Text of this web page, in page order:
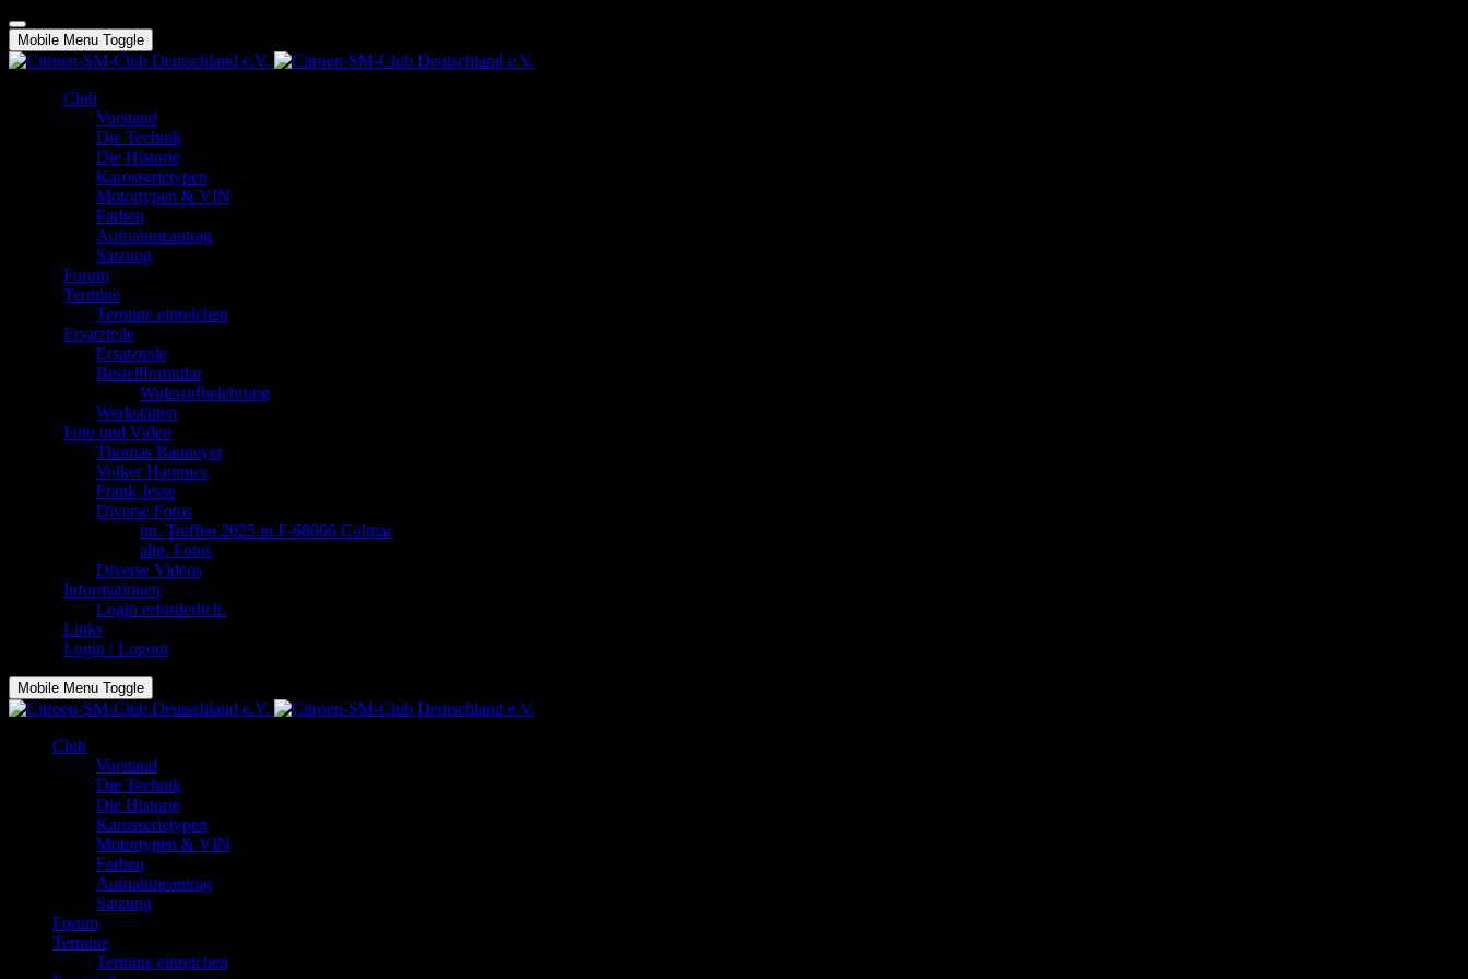
Mobile Menu Toggle
Club
Vorstand
Die Technik
Die Historie
Karosserietypen
Motortypen & VIN
Farben
Aufnahmeantrag
Satzung
Forum
Termine
Termine einreichen
Ersatzteile
Ersatzteile
Bestellformular
Widerrufbelehrung
Werkstätten
Foto und Video
Thomas Banneyer
Volker Hammes
Frank Jesse
Diverse Fotos
int. Treffen 2025 in F-68066 Colmar
allg. Fotos
Diverse Videos
Informationen
Login erforderlich.
Links
Login / Logout
Mobile Menu Toggle
Club
Vorstand
Die Technik
Die Historie
Karosserietypen
Motortypen & VIN
Farben
Aufnahmeantrag
Satzung
Forum
Termine
Termine einreichen